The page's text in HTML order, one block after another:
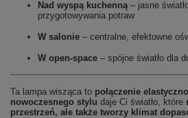
Nad wyspą kuchenną– jasne
przygotowywania potraw
W salonie – centralne, efektowne
W open-space – spójne światło dla
Ta lampa wisząca to połączenie
nowoczesnego stylu daje Ci światło, które
przestrzeń, ale także tworzy klimat